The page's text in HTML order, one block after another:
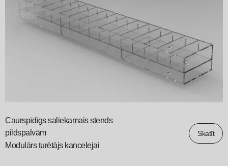
Caurspīdīgs saliekamais stends
pildspalvām
Modulārs turētājs kancelejai
Skatīt